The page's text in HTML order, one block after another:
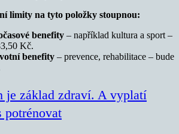
limity na tyto položky stoupnou:
benefity – například kultura a sport –
Kč.
benefity – prevence, rehabilitace – bude
je základ zdraví. A vyplatí
potrénovat